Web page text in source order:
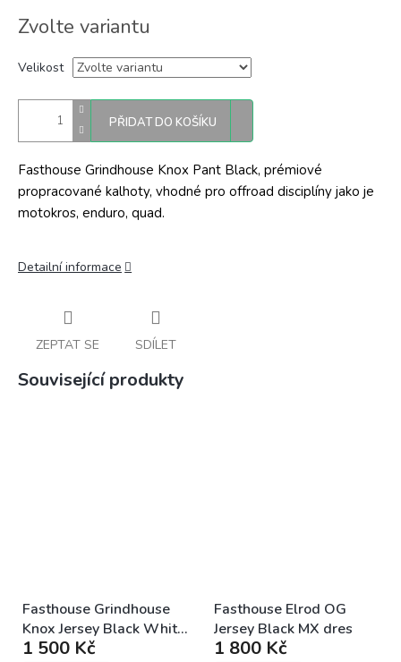
cena:
Zvolte variantu
Velikost
PŘIDAT DO KOŠÍKU
Fasthouse Grindhouse Knox Pant Black, prémiové
propracované kalhoty, vhodné pro offroad disciplíny jako je
motokros, enduro, quad.
Detailní informace
ZEPTAT SE SDÍLET
Související produkty
Fasthouse Grindhouse
Knox Jersey Black White
MX dres
1 500 Kč
Fasthouse Elrod OG
Jersey Black MX dres
1 800 Kč